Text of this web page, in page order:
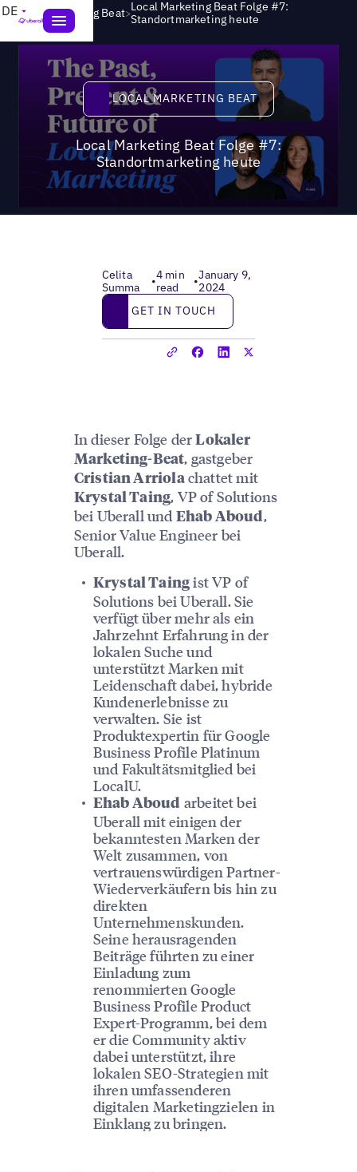
DE Local Marketing Beat>Local Marketing Beat Folge #7:
Standortmarketing heute
Local Marketing Beat
LOCAL MARKETING BEAT
Local Marketing Beat Folge #7:
Standortmarketing heute
Celita
Summa
•4 min
read
•January 9,
2024
Get in touch
GET IN TOUCH
In dieser Folge derLokaler
Marketing-Beat, gastgeber
Cristian Arriolachattet mit
Krystal Taing, VP of Solutions
bei Uberall und Ehab Aboud,
Senior Value Engineer bei
Uberall.
Krystal Taing ist VP of
Solutions bei Uberall. Sie
verfügt über mehr als ein
Jahrzehnt Erfahrung in der
lokalen Suche und
unterstützt Marken mit
Leidenschaft dabei, hybride
Kundenerlebnisse zu
verwalten. Sie ist
Produktexpertin für Google
Business Profile Platinum
und Fakultätsmitglied bei
LocalU.
Ehab Aboud arbeitet bei
Uberall mit einigen der
bekanntesten Marken der
Welt zusammen, von
vertrauenswürdigen Partner-
Wiederverkäufern bis hin zu
direkten
Unternehmenskunden.
Seine herausragenden
Beiträge führten zu einer
Einladung zum
renommierten Google
Business Profile Product
Expert-Programm, bei dem
er die Community aktiv
dabei unterstützt, ihre
lokalen SEO-Strategien mit
ihren umfassenderen
digitalen Marketingzielen in
Einklang zu bringen.